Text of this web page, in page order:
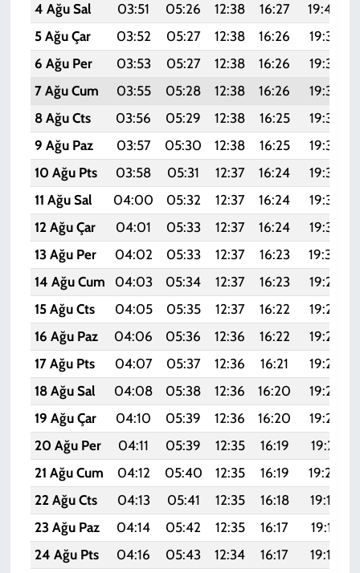
4 Ağu Sal
03:51 05:26 12:38 16:27 19:40
5 Ağu Çar
03:52 05:27 12:38 16:26 19:39
6 Ağu Per
03:53 05:27 12:38 16:26 19:38
7 Ağu Cum
03:55 05:28 12:38 16:26 19:37
8 Ağu Cts
03:56 05:29 12:38 16:25 19:36
9 Ağu Paz
03:57 05:30 12:38 16:25 19:35
10 Ağu Pts
03:58 05:31 12:37 16:24 19:34
11 Ağu Sal
04:00 05:32 12:37 16:24 19:33
12 Ağu Çar
04:01 05:33 12:37 16:24 19:32
13 Ağu Per
04:02 05:33 12:37 16:23 19:30
14 Ağu Cum
04:03 05:34 12:37 16:23 19:29
15 Ağu Cts
04:05 05:35 12:37 16:22 19:28
16 Ağu Paz
04:06 05:36 12:36 16:22 19:27
17 Ağu Pts
04:07 05:37 12:36 16:21 19:25
18 Ağu Sal
04:08 05:38 12:36 16:20 19:24
19 Ağu Çar
04:10 05:39 12:36 16:20 19:23
20 Ağu Per
04:11 05:39 12:35 16:19 19:21
21 Ağu Cum
04:12 05:40 12:35 16:19 19:20
22 Ağu Cts
04:13 05:41 12:35 16:18 19:19
23 Ağu Paz
04:14 05:42 12:35 16:17 19:17
24 Ağu Pts
04:16 05:43 12:34 16:17 19:16